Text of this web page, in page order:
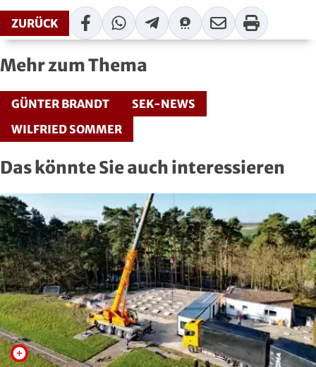
ZURÜCK FacebookWhatsAppTelegramThreema
Mail Print
Mehr zum Thema
GÜNTER BRANDT
SEK-NEWS
WILFRIED SOMMER
Das könnte Sie auch interessieren
Golf
Handball
Ju-Jutsu
Judo
Kanu
Karate
Kegeln und Bowling
Kickboxen
Leichtathletik
Luftsport